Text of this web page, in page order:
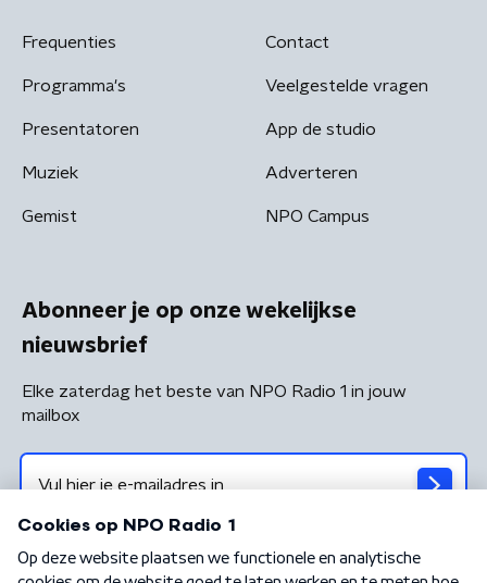
Frequenties
Programma's
Presentatoren
Muziek
Gemist
Contact
Veelgestelde vragen
App de studio
Adverteren
NPO Campus
Abonneer je op onze wekelijkse
nieuwsbrief
Elke zaterdag het beste van NPO Radio 1 in jouw
mailbox